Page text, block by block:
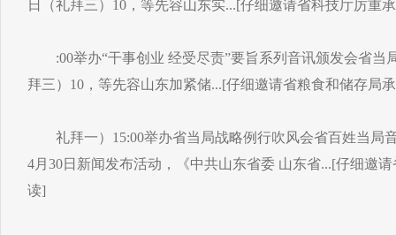
日（礼拜三）10，等先容山东实...[仔细邀请省科技厅厉重
:00举办“干事创业 经受尽责”要旨系列音讯颁发会省当
拜三）10，等先容山东加紧储...[仔细邀请省粮食和储存局
礼拜一）15:00举办省当局战略例行吹风会省百姓当局音
4月30日新闻发布活动，《中共山东省委 山东省...[仔细邀
读]